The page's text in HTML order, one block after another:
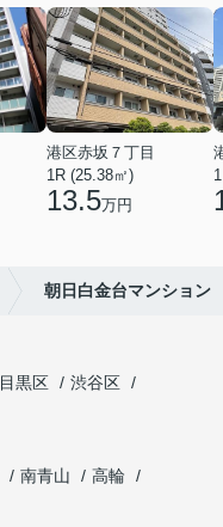
港区赤坂７丁目
1R (25.38㎡)
13.5万円
朝日白金台マンション
目黒区
渋谷区
南青山
高輪